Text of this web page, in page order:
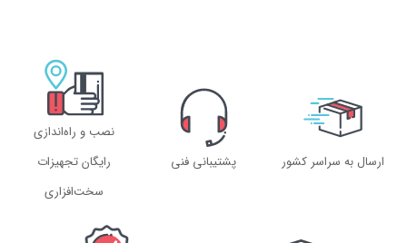
ارسال به سراسر کشور پشتیبانی فنی
نصب و راه‌اندازی
رایگان تجهیزات
سخت‌افزاری